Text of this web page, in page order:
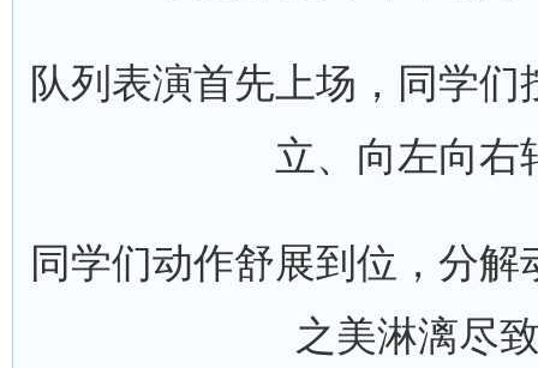
队列表演首先上场，同学
立、向左向右
同学们动作舒展到位，分
之美淋漓尽